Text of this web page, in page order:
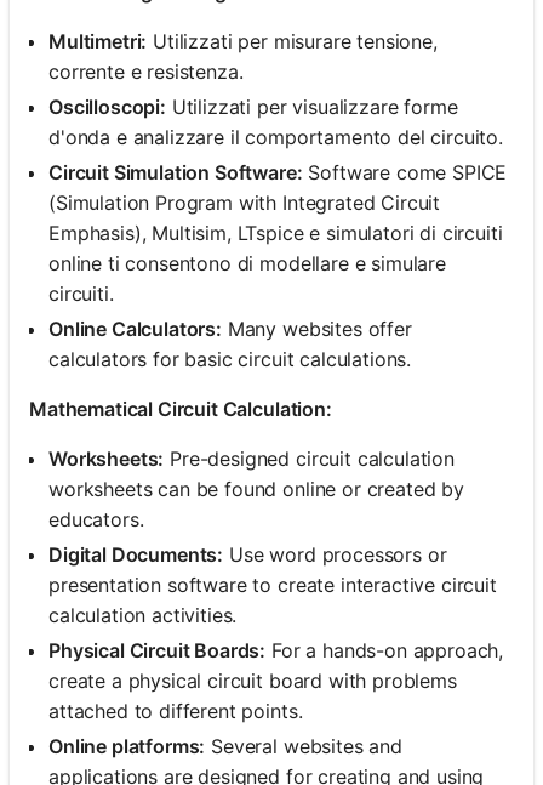
Multimetri: Utilizzati per misurare tensione,
corrente e resistenza.
Oscilloscopi: Utilizzati per visualizzare forme
d'onda e analizzare il comportamento del circuito.
Circuit Simulation Software: Software come SPICE
(Simulation Program with Integrated Circuit
Emphasis), Multisim, LTspice e simulatori di circuiti
online ti consentono di modellare e simulare
circuiti.
Online Calculators: Many websites offer
calculators for basic circuit calculations.
Mathematical Circuit Calculation:
Worksheets: Pre-designed circuit calculation
worksheets can be found online or created by
educators.
Digital Documents: Use word processors or
presentation software to create interactive circuit
calculation activities.
Physical Circuit Boards: For a hands-on approach,
create a physical circuit board with problems
attached to different points.
Online platforms: Several websites and
applications are designed for creating and using